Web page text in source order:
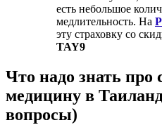
есть небольшое
медлительность. На
эту страховку со
TAY9
Что надо знать про
медицину в
вопросы)